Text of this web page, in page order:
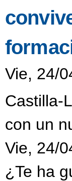
Vie, 24/
Castilla-
con un
Vie, 24/
¿Te ha